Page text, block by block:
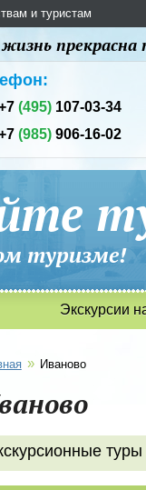
и туристам
(495) 107-03-34
(985) 906-16-02
Экскурсии
» Иваново
туры